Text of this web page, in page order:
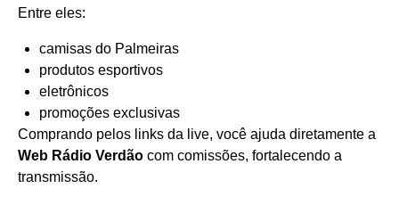
Entre eles:
camisas do Palmeiras
produtos esportivos
eletrônicos
promoções exclusivas
Comprando pelos links da live, você ajuda diretamente a
Web Rádio Verdão com comissões, fortalecendo a
transmissão.